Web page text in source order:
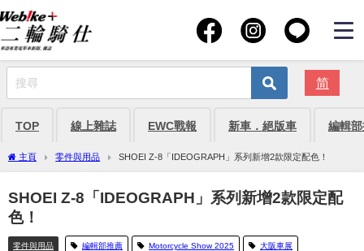
简
TOP 線上雜誌 EWC戰報 新車．絕版車 編輯
主頁 零件與用品 SHOEI Z-8「IDEOGRAPH」系列新增2款限定配色！
SHOEI Z-8「IDEOGRAPH」系列新增2款限定配
色！
零件與用品 編輯部推薦 Motorcycle Show 2025 大阪車展